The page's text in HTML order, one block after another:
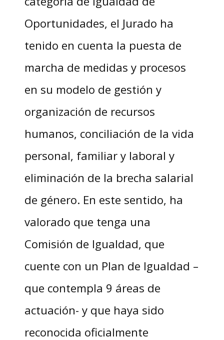
Oportunidades, el Jurado ha
tenido en cuenta la puesta de
marcha de medidas y procesos
en su modelo de gestión y
organización de recursos
humanos, conciliación de la vida
personal, familiar y laboral y
eliminación de la brecha salarial
de género. En este sentido, ha
valorado que tenga una
Comisión de Igualdad, que
cuente con un Plan de Igualdad –
que contempla 9 áreas de
actuación- y que haya sido
reconocida oficialmente